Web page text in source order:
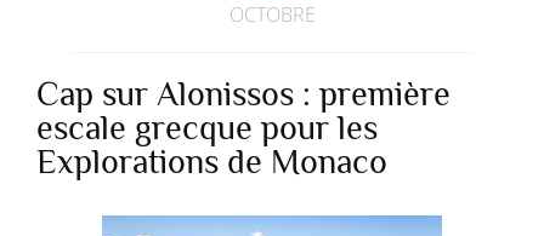
OCTOBRE
Cap sur Alonissos : première
escale grecque pour les
Explorations de Monaco